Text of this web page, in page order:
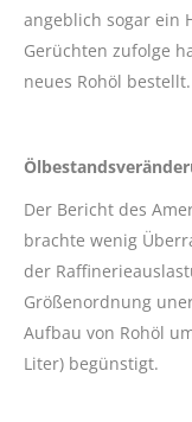
angeblich sogar ein
Gerüchten zufolge
neues Rohöl bestellt.
Der Bericht des
brachte wenig
der
Größenordnung
Aufbau von Rohöl
Liter) begünstigt.